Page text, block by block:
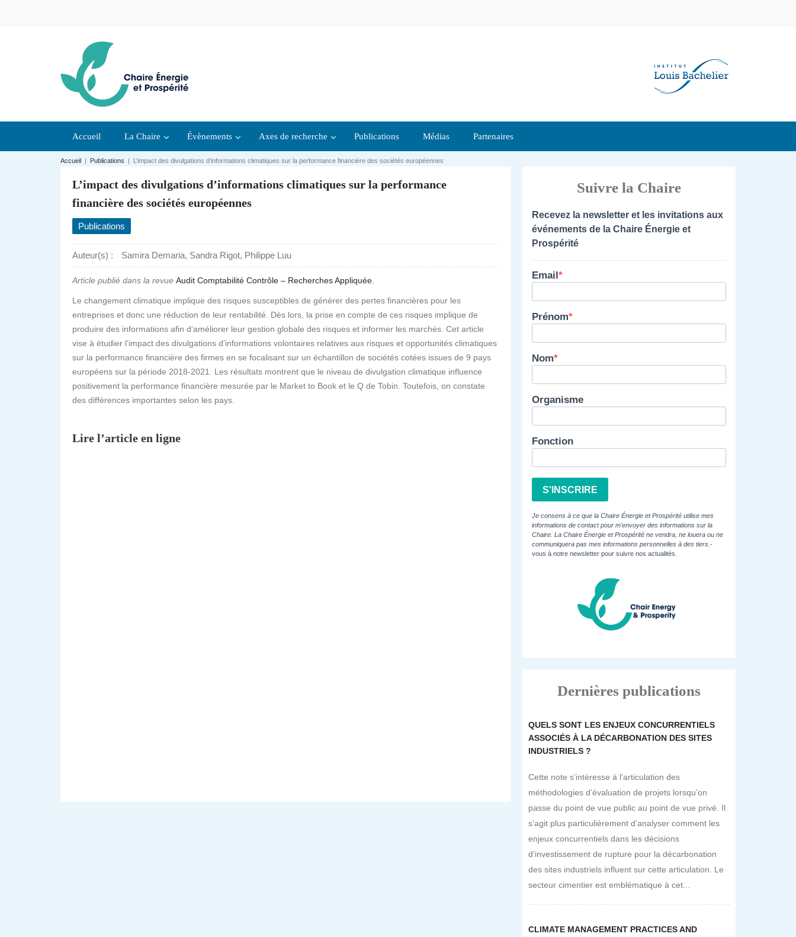
Accueil La Chaire Évènements Axes de recherche Publications Médias Partenaires
Accueil | Publications | L’impact des divulgations d’informations climatiques sur la performance financière des sociétés européennes
L’impact des divulgations d’informations climatiques sur la performance
financière des sociétés européennes
Publications
Auteur(s) : Samira Demaria, Sandra Rigot, Philippe Luu
Article publié dans la revue Audit Comptabilité Contrôle – Recherches Appliquée.
Le changement climatique implique des risques susceptibles de générer des pertes financières pour les
entreprises et donc une réduction de leur rentabilité. Dès lors, la prise en compte de ces risques implique de
produire des informations afin d’améliorer leur gestion globale des risques et informer les marchés. Cet article
vise à étudier l’impact des divulgations d’informations volontaires relatives aux risques et opportunités climatiques
sur la performance financière des firmes en se focalisant sur un échantillon de sociétés cotées issues de 9 pays
européens sur la période 2018-2021. Les résultats montrent que le niveau de divulgation climatique influence
positivement la performance financière mesurée par le Market to Book et le Q de Tobin. Toutefois, on constate
des différences importantes selon les pays.
Lire l’article en ligne
Suivre la Chaire
Recevez la newsletter et les invitations aux
événements de la Chaire Énergie et
Prospérité
Email
Prénom
Nom
Organisme
Fonction
S'INSCRIRE
Je consens à ce que la Chaire Énergie et Prospérité utilise mes
informations de contact pour m'envoyer des informations sur la
Chaire. La Chaire Énergie et Prospérité ne vendra, ne louera ou ne
communiquera pas mes informations personnelles à des tiers. -
vous à notre newsletter pour suivre nos actualités.
Dernières publications
QUELS SONT LES ENJEUX CONCURRENTIELS
ASSOCIÉS À LA DÉCARBONATION DES SITES
INDUSTRIELS ?
Cette note s’intéresse à l’articulation des
méthodologies d’évaluation de projets lorsqu’on
passe du point de vue public au point de vue privé. Il
s’agit plus particulièrement d’analyser comment les
enjeux concurrentiels dans les décisions
d’investissement de rupture pour la décarbonation
des sites industriels influent sur cette articulation. Le
secteur cimentier est emblématique à cet...
CLIMATE MANAGEMENT PRACTICES AND